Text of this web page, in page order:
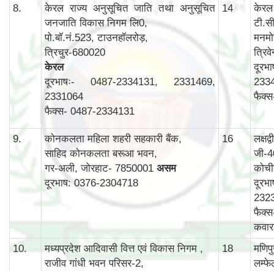
8.
केरल राज्य अनुसूचित जाति तथा अनुसूचित
जनजाति विकास निगम लि0,
पो.बॉ.नं.523, टाउनहॉलरोड़,
त्रिचुर-680020
केरल
दूरभाषः- 0487-2334131, 2331469,
2331064
फैक्स- 0487-2334131
14
केरल
9.
कोनकलता महिला शहरी सहकारी बैंक,
साहिद कोनकलता बरूआ भवन,
गर-अली, जोरहाट- 7850001 असम
दूरभाष: 0376-2304718
16
जी-
10.
मध्यप्रदेश आदिवासी वित्त एवं विकास निगम ,
राजीव गांधी भवन परिसर-2,
18